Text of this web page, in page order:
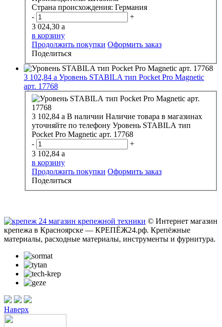
Страна происхождения: Германия
-
+
3 024,30 a
в корзину
Продолжить покупки Оформить заказ
Поделиться
3 102,84 a Уровень STABILA тип Pocket Pro Magnetic
арт. 17768
3 102,84 a В наличии Наличие товара в магазинах
уточняйте по телефону Уровень STABILA тип
Pocket Pro Magnetic арт. 17768
-
+
3 102,84 a
в корзину
Продолжить покупки Оформить заказ
Поделиться
© Интернет магазин
крепежа в Красноярске — КРЕПЁЖ24.рф. Крепёжные
материалы, расходные материалы, инструменты и фурнитура.
Наверх